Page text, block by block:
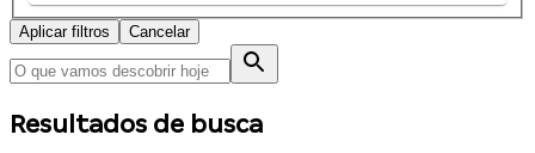
Aplicar filtros Cancelar
Resultados de busca